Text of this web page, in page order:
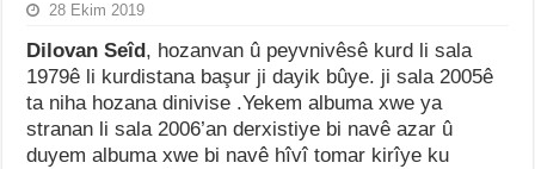
28 Ekim 2019
Dilovan Seîd , hozanvan û peyvnivêsê kurd li sala
1979ê li kurdistana başur ji dayik bûye. ji sala 2005ê
ta niha hozana dinivise .Yekem albuma xwe ya
stranan li sala 2006’an derxistiye bi navê azar û
duyem albuma xwe bi navê hîvî tomar kirîye ku